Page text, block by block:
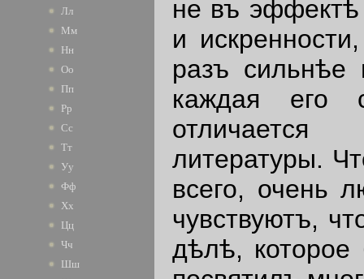
Лл
Мм
Нн
Оо
Пп
Рр
Сс
Тт
Уу
Фф
Хх
Цц
Чч
Шш
не въ эффектѣ
и
разъ сильнѣе
каждая его
литературы.
всего, очень
чувствуютъ,
дѣлѣ, которое